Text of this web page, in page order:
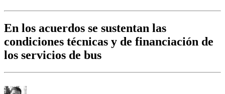
En los acuerdos se sustentan las
condiciones técnicas y de financiación de
los servicios de bus